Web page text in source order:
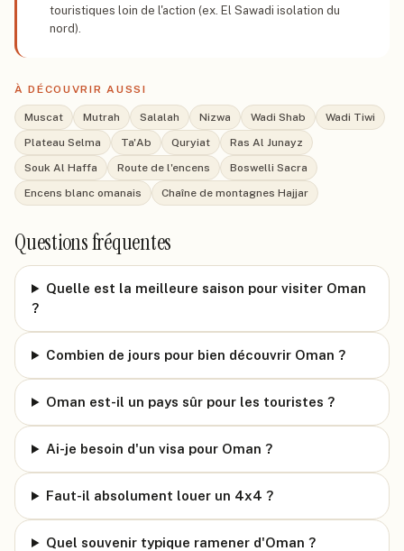
touristiques loin de l'action (ex. El Sawadi isolation du
nord).
À DÉCOUVRIR AUSSI
Muscat Mutrah Salalah Nizwa Wadi Shab
Wadi Tiwi
Plateau Selma
Ta'Ab Quryiat
Ras Al Junayz
Souk Al Haffa
Route de l'encens
Boswelli Sacra
Encens blanc omanais
Chaîne de montagnes Hajjar
Questions fréquentes
Quelle est la meilleure saison pour visiter Oman
?
Combien de jours pour bien découvrir Oman ?
Oman est-il un pays sûr pour les touristes ?
Ai-je besoin d'un visa pour Oman ?
Faut-il absolument louer un 4x4 ?
Quel souvenir typique ramener d'Oman ?